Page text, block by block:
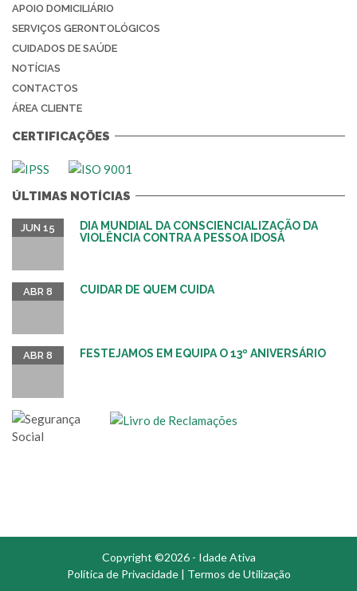
APOIO DOMICILIÁRIO
SERVIÇOS GERONTOLÓGICOS
CUIDADOS DE SAÚDE
NOTÍCIAS
CONTACTOS
ÁREA CLIENTE
CERTIFICAÇÕES
ÚLTIMAS NOTÍCIAS
DIA MUNDIAL DA CONSCIENCIALIZAÇÃO DA
VIOLÊNCIA CONTRA A PESSOA IDOSA
JUN 15
CUIDAR DE QUEM CUIDA
ABR 8
FESTEJAMOS EM EQUIPA O 13º ANIVERSÁRIO
ABR 8
Copyright ©2026 - Idade Ativa
Política de Privacidade| Termos de Utilização